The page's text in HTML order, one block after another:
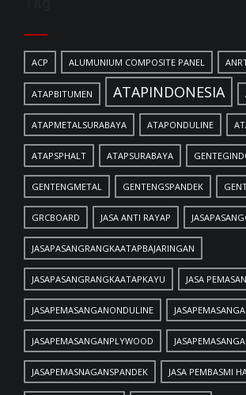
ACP ALUMUNIUM COMPOSITE PANEL
ATAPBITUMEN ATAPINDONESIA
ATAPMETALSURABAYA ATAPONDULINE
ATAPSPHALT ATAPSURABAYA
GENTENGMETAL GENTENGSPANDEK
GRCBOARD JASA ANTI RAYAP
JASAPASANGRANGKAATAPBAJARINGAN
JASAPASANGRANGKAATAPKAYU JASA
JASAPEMASANGANONDULINE
JASAPEMASANGANPLYWOOD
JASAPEMASNAGANSPANDEK JASA PEMBASMI